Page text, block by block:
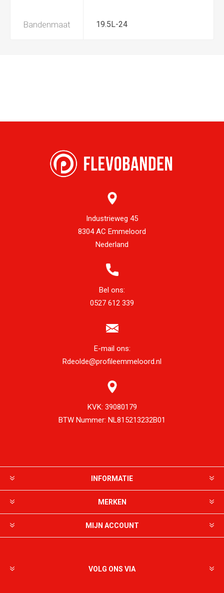
Bandenmaat 19.5L-24
Industrieweg 45
8304 AC Emmeloord
Nederland
Bel ons:
0527 612 339
E-mail ons:
Rdeolde@profileemmeloord.nl
KVK: 39080179
BTW Nummer: NL815213232B01
INFORMATIE
MERKEN
MIJN ACCOUNT
VOLG ONS VIA